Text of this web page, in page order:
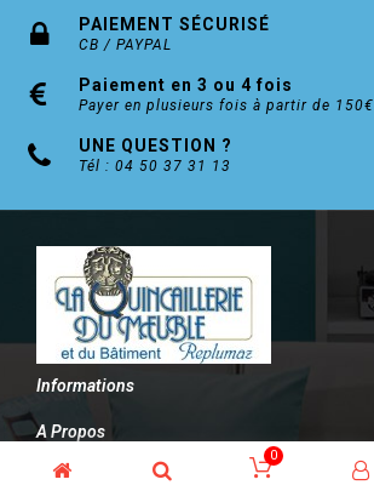
PAIEMENT SÉCURISÉ
CB / PAYPAL
Paiement en 3 ou 4 fois
Payer en plusieurs fois à partir de 150€
UNE QUESTION ?
Tél : 04 50 37 31 13
Informations
A Propos
Contact
0